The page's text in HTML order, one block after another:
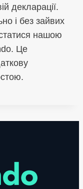
декларації.
і без зайвих
нашою
Це